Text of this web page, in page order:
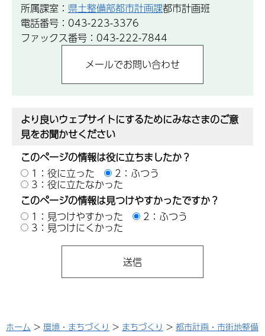
所属課室： 県土整備部都市計画課都市計画班
電話番号：043-223-3376
ファックス番号：043-222-7844
より良いウェブサイトにするためにみなさまのご意
見をお聞かせください
このページの情報は役に立ちましたか？
1：役に立った
2：ふつう
3：役に立たなかった
このページの情報は見つけやすかったですか？
1：見つけやすかった
2：ふつう
3：見つけにくかった
ホーム > 環境・まちづくり > まちづくり > 都市計画・市街地整備